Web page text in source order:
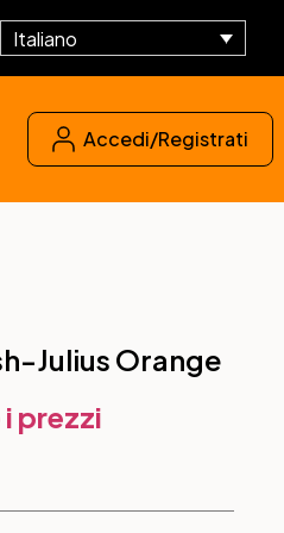
Italiano
Accedi/Registrati
Julius Orange
prezzi